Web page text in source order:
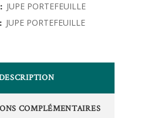
JUPE PORTEFEUILLE
JUPE PORTEFEUILLE
COMPLÉMENTAIRES